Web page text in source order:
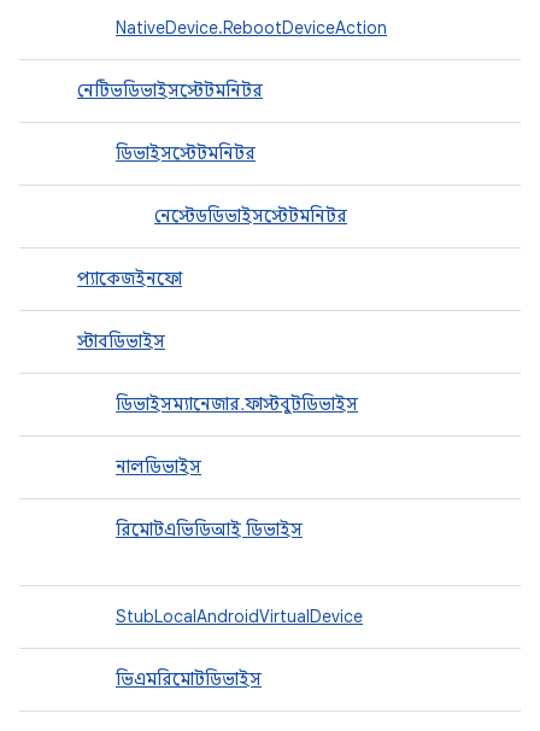
NativeDevice.RebootDeviceAction
নেটিভডিভাইসস্টেটমনিটর
ডিভাইসস্টেটমনিটর
নেস্টেডডিভাইসস্টেটমনিটর
প্যাকেজইনফো
স্টাবডিভাইস
ডিভাইসম্যানেজার.ফাস্টবুটডিভাইস
নালডিভাইস
রিমোটএভিডিআই ডিভাইস
StubLocalAndroidVirtualDevice
ভিএমরিমোটডিভাইস